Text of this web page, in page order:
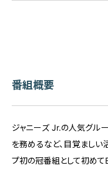
番組概要
ジャニーズ Jr.の人気グル
を務めるなど、目覚ましい
プ初の冠番組として初めて